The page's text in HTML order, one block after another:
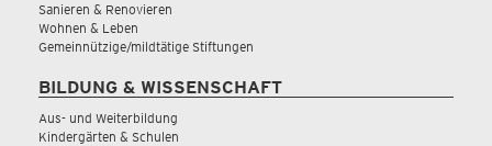
Sanieren & Renovieren
Wohnen & Leben
Gemeinnützige/mildtätige Stiftungen
BILDUNG & WISSENSCHAFT
Aus- und Weiterbildung
Kindergärten & Schulen